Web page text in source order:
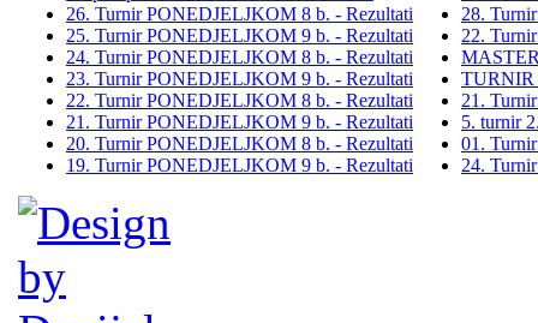
26. Turnir PONEDJELJKOM 8 b. - Rezultati
25. Turnir PONEDJELJKOM 9 b. - Rezultati
24. Turnir PONEDJELJKOM 8 b. - Rezultati
23. Turnir PONEDJELJKOM 9 b. - Rezultati
22. Turnir PONEDJELJKOM 8 b. - Rezultati
21. Turnir PONEDJELJKOM 9 b. - Rezultati
20. Turnir PONEDJELJKOM 8 b. - Rezultati
19. Turnir PONEDJELJKOM 9 b. - Rezultati
28.
22.
TURNIR
21.
5. turnir
01.
24.